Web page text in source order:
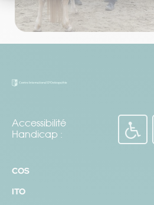
CQP Instructeur fitness –
Accessibilité
Handicap :
COS
ITO